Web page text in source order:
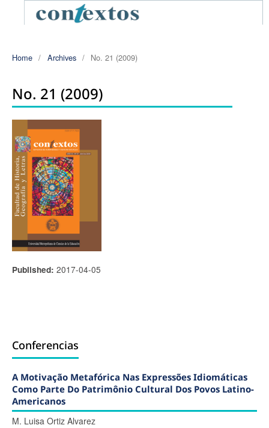
Home / Archives / No. 21 (2009)
No. 21 (2009)
Published: 2017-04-05
Conferencias
A Motivação Metafórica Nas Expressões Idiomáticas
Como Parte Do Patrimônio Cultural Dos Povos Latino-
Americanos
M. Luisa Ortiz Alvarez